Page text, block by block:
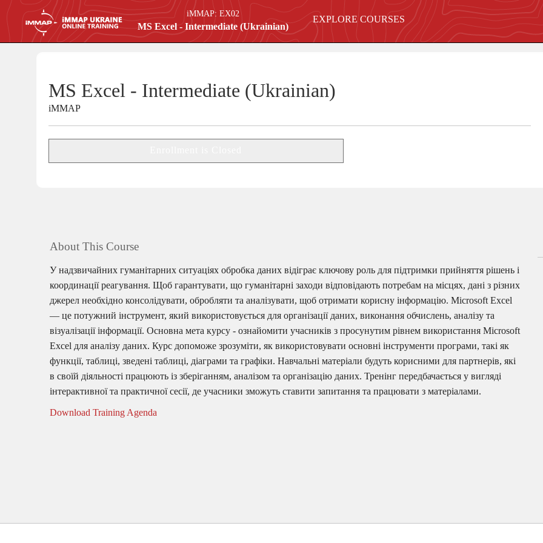
iMMAP: EX02
MS Excel - Intermediate (Ukrainian)
EXPLORE COURSES
MS Excel - Intermediate (Ukrainian)
iMMAP
About This Course
У надзвичайних гуманітарних ситуаціях обробка даних відіграє ключову роль для підтримки прийняття рішень і
координації реагування. Щоб гарантувати, що гуманітарні заходи відповідають потребам на місцях, дані з різних
джерел необхідно консолідувати, обробляти та аналізувати, щоб отримати корисну інформацію. Microsoft Excel
— це потужний інструмент, який використовується для організації даних, виконання обчислень, аналізу та
візуалізації інформації. Основна мета курсу - ознайомити учасників з просунутим рівнем використання Microsoft
Excel для аналізу даних. Курс допоможе зрозуміти, як використовувати основні інструменти програми, такі як
функції, таблиці, зведені таблиці, діаграми та графіки. Навчальні матеріали будуть корисними для партнерів, які
в своїй діяльності працюють із зберіганням, аналізом та організацію даних. Тренінг передбачається у вигляді
інтерактивної та практичної сесії, де учасники зможуть ставити запитання та працювати з матеріалами.
Download Training Agenda